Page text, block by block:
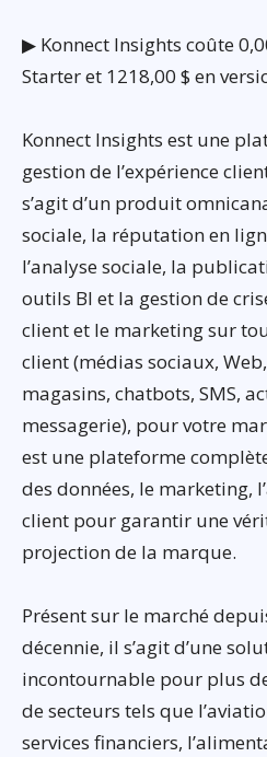
▶ Konnect Insights coûte
Starter et 1218,00 $ en
Konnect Insights est une
gestion de l’expérience
s’agit d’un produit
sociale, la réputation en
l’analyse sociale, la
outils BI et la gestion de
client et le marketing sur
client (médias sociaux,
magasins, chatbots, SMS,
messagerie), pour votre
est une plateforme
des données, le marketing,
client pour garantir une
projection de la marque.
Présent sur le marché
décennie, il s’agit d’une
incontournable pour plus
de secteurs tels que
services financiers,